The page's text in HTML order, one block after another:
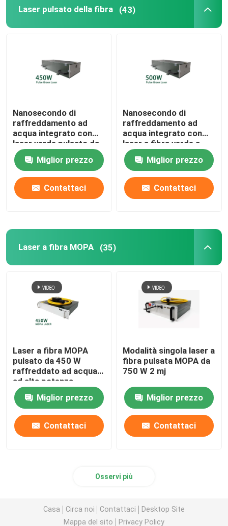
Laser pulsato della fibra (43)
Nanosecondo di
raffreddamento ad
acqua integrato con
laser verde pulsato da
450 W
Miglior prezzo
Contattaci
Nanosecondo di
raffreddamento ad
acqua integrato con
laser a fibra verde a
impulsi da 500 W
Miglior prezzo
Contattaci
Laser a fibra MOPA (35)
Laser a fibra MOPA
pulsato da 450 W
raffreddato ad acqua
ad alta potenza
Miglior prezzo
Contattaci
Modalità singola laser a
fibra pulsata MOPA da
750 W 2 mj
Miglior prezzo
Contattaci
Osservi più
Casa Circa noi Contattaci
Desktop Site
Mappa del sito
Privacy Policy